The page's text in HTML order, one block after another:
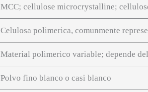
MCC; cellulose microcrystalline;
Celulosa polimerica, comunmente
Material polimerico variable; depende
Polvo fino blanco o casi blanco